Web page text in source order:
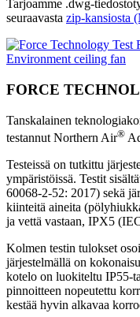
Tarjoamme .dwg-
seuraavasta zip-kansiosta
FORCE
Tanskalainen
testannut Northern Air®
Testeissä on tutkittu
ympäristöissä. Testit
60068-2-52: 2017) sekä
kiinteitä aineita
ja vettä vastaan, IPX5
Kolmen testin tulokset
järjestelmällä on
kotelo on luokiteltu IP55-
pinnoitteen nopeutettu
kestää hyvin alkavaa